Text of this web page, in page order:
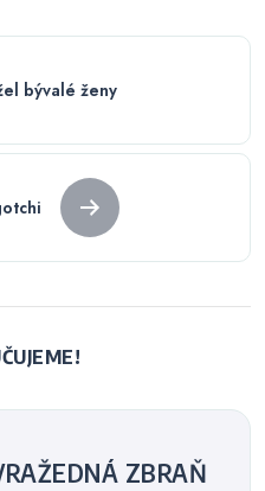
bývalé ženy
ZBRAŇ